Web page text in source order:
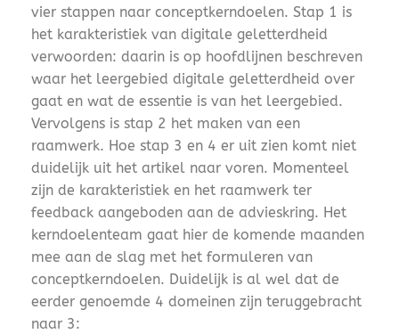
vier stappen naar conceptkerndoelen. Stap 1 is
het karakteristiek van digitale geletterdheid
verwoorden: daarin is op hoofdlijnen beschreven
waar het leergebied digitale geletterdheid over
gaat en wat de essentie is van het leergebied.
Vervolgens is stap 2 het maken van een
raamwerk. Hoe stap 3 en 4 er uit zien komt niet
duidelijk uit het artikel naar voren. Momenteel
zijn de karakteristiek en het raamwerk ter
feedback aangeboden aan de advieskring. Het
kerndoelenteam gaat hier de komende maanden
mee aan de slag met het formuleren van
conceptkerndoelen. Duidelijk is al wel dat de
eerder genoemde 4 domeinen zijn teruggebracht
naar 3: